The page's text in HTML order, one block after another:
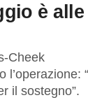
è alle
Cheek
il sostegno”.